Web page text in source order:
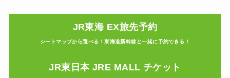
JR東海 EX旅先予約
シートマップから選べる！東海道新幹線と一緒に予約できる！
JR東日本 JRE MALL チケット